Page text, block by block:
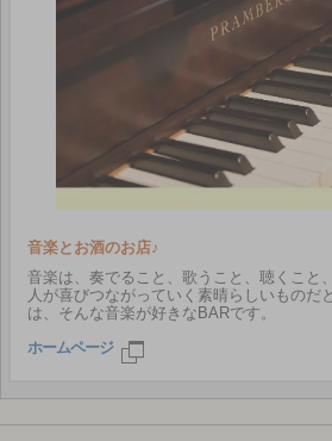
音楽とお酒のお店♪
音楽は、奏でること、歌うこと、聴くこと
人が喜びつながっていく素晴らしいものだ
は、そんな音楽が好きなBARです。
ホームページ